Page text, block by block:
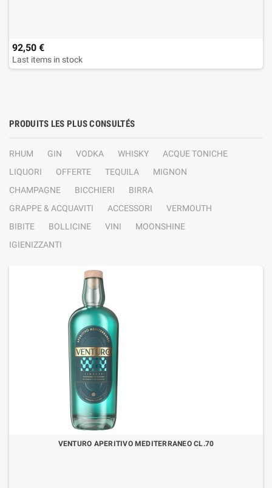
92,50 €
Last items in stock
PRODUITS LES PLUS CONSULTÉS
RHUM GIN VODKA WHISKY
ACQUE TONICHE
LIQUORI
OFFERTE TEQUILA
MIGNON
CHAMPAGNE
BICCHIERI
BIRRA
GRAPPE & ACQUAVITI
ACCESSORI
VERMOUTH
BIBITE
BOLLICINE VINI
MOONSHINE
IGIENIZZANTI
VENTURO APERITIVO MEDITERRANEO CL.70